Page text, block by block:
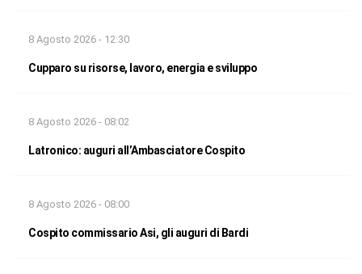
8 Agosto 2026 - 12:30
Cupparo su risorse, lavoro, energia e sviluppo
8 Agosto 2026 - 08:02
Latronico: auguri all’Ambasciatore Cospito
8 Agosto 2026 - 08:00
Cospito commissario Asi, gli auguri di Bardi